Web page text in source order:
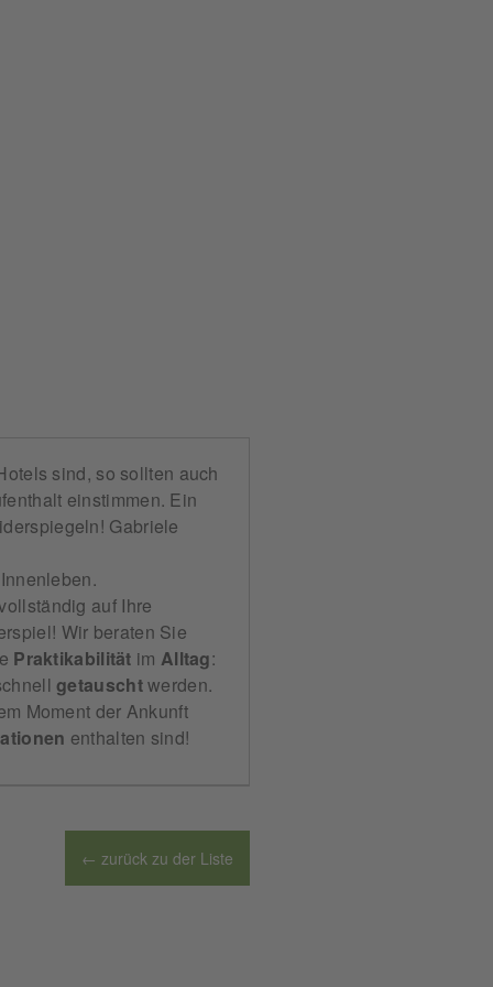
sind, so sollten auch
einstimmen. Ein
Gabriele
auf Ihre
Wir beraten Sie
Praktikabilität im Alltag:
getauschtwerden.
Moment der Ankunft
enthalten sind!
← zurück zu der Liste